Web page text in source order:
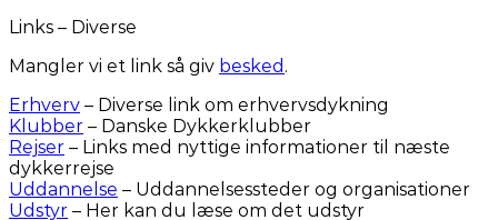
Links – Diverse
Mangler vi et link så giv besked .
Erhverv – Diverse link om erhvervsdykning
Klubber – Danske Dykkerklubber
Rejser – Links med nyttige informationer til næste
dykkerrejse
Uddannelse – Uddannelsessteder og organisationer
Udstyr – Her kan du læse om det udstyr